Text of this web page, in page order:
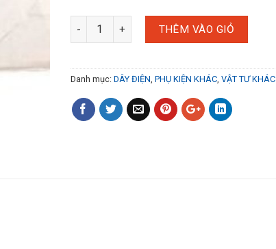
THÊM VÀO GIỎ
Danh mục: DÂY ĐIỆN PHỤ KIỆN KHÁC VẬT TƯ KHÁC